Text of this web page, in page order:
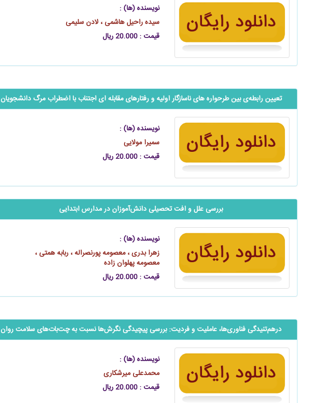
نویسنده (ها) :
سیده راحیل هاشمی ، لادن سلیمی
قیمت : 20.000 ریال
تعیین رابطه‌‌‌‌‌ی بین طرحواره‌ های ناسازگار اولیه و رفتارهای مقابله ‌‌‌‌ای اجتناب با اضطراب مرگ دانشجویان
نویسنده (ها) :
سمیرا مولایی
قیمت : 20.000 ریال
بررسی علل و افت تحصیلی ‌‌‌‌‌دانش‌آموزان در مدارس ابتدایی
نویسنده (ها) :
زهرا بدری ، معصومه پورنصراله ، ربابه همتی ،
معصومه پهلوان‌ زاده
قیمت : 20.000 ریال
درهم‌تنیدگی فناوری‌ها، عاملیت و فردیت: بررسی پیچیدگی نگرش‌ها نسبت به چت‌بات‌های سلامت روان
نویسنده (ها) :
محمدعلی میرشکاری
قیمت : 20.000 ریال